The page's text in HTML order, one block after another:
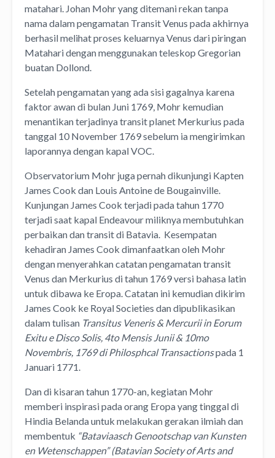
matahari. Johan Mohr yang ditemani rekan tanpa
nama dalam pengamatan Transit Venus pada akhirnya
berhasil melihat proses keluarnya Venus dari piringan
Matahari dengan menggunakan teleskop Gregorian
buatan Dollond.
Setelah pengamatan yang ada sisi gagalnya karena
faktor awan di bulan Juni 1769, Mohr kemudian
menantikan terjadinya transit planet Merkurius pada
tanggal 10 November 1769 sebelum ia mengirimkan
laporannya dengan kapal VOC.
Observatorium Mohr juga pernah dikunjungi Kapten
James Cook dan Louis Antoine de Bougainville.
Kunjungan James Cook terjadi pada tahun 1770
terjadi saat kapal Endeavour miliknya membutuhkan
perbaikan dan transit di Batavia. Kesempatan
kehadiran James Cook dimanfaatkan oleh Mohr
dengan menyerahkan catatan pengamatan transit
Venus dan Merkurius di tahun 1769 versi bahasa latin
untuk dibawa ke Eropa. Catatan ini kemudian dikirim
James Cook ke Royal Societies dan dipublikasikan
dalam tulisan Transitus Veneris & Mercurii in Eorum
Exitu e Disco Solis, 4to Mensis Junii & 10mo
Novembris, 1769 di Philosphcal Transactionspada 1
Januari 1771.
Dan di kisaran tahun 1770-an, kegiatan Mohr
memberi inspirasi pada orang Eropa yang tinggal di
Hindia Belanda untuk melakukan gerakan ilmiah dan
membentuk “Bataviaasch Genootschap van Kunsten
en Wetenschappen” (Batavian Society of Arts and